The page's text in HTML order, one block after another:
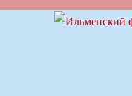
Ильменский